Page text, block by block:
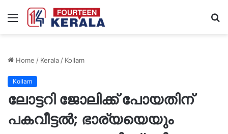
Menu
Home / Kerala/ Kollam
Kollam
ലോട്ടറി ജോലിക്ക് പോയതിന്
പകവീട്ടൽ; ഭാര്യയെയും